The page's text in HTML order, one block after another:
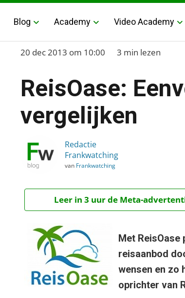
Blog Academy Video Academy
Home
Blog
›
Alle artikelen
ReisOase: Eenvoudig rondreizen vergelijken
20 dec 2013 om 10:00 3 min lezen
ReisOase:
vergelijken
Redactie
Frankwatching
van Frankwatching
Leer in 3 uur de Meta-
Met ReisOase
reisaanbod
wensen en zo
oprichter van